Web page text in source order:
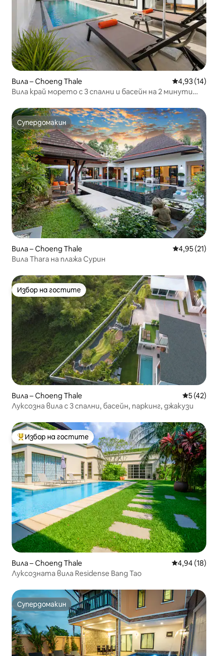
Вила – Choeng Thale Средна
4,93 (14)
Вила край морето с 3 спални и басейн на 2 минути
Супердомакин
Супердомакин
Вила – Choeng Thale Средна
4,95 (21)
Вила Thara на плажа Сурин
Избор на гостите
Избор на гостите
Вила – Choeng Thale Средна
5 (42)
Луксозна вила с 3 спални, басейн, паркинг, джакузи
Най-популярен избор на гостите
Избор на гостите
Вила – Choeng Thale Средна
4,94 (18)
Луксозната вила Residense Bang Tao
Супердомакин
Супердомакин